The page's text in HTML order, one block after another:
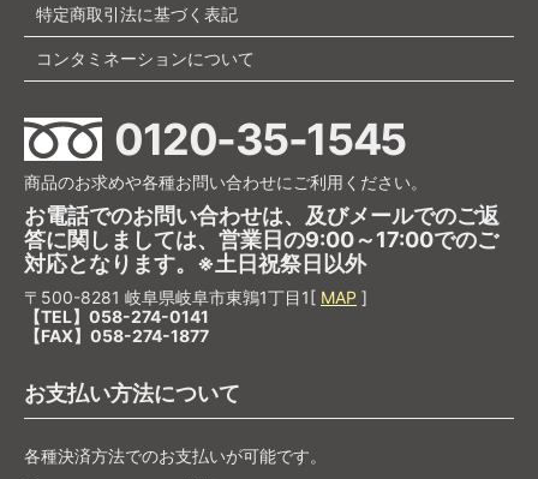
特定商取引法に基づく表記
コンタミネーションについて
0120-35-1545
商品のお求めや各種お問い合わせにご利用ください。
お電話でのお問い合わせは、及びメールでのご返
答に関しましては、営業日の9:00～17:00でのご
対応となります。※土日祝祭日以外
〒500-8281 岐阜県岐阜市東鶉1丁目1[ MAP ]
【TEL】058-274-0141
【FAX】058-274-1877
お支払い方法について
各種決済方法でのお支払いが可能です。